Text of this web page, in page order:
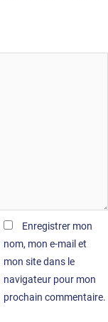
Enregistrer mon
nom, mon e-mail et
mon site dans le
navigateur pour mon
prochain commentaire.